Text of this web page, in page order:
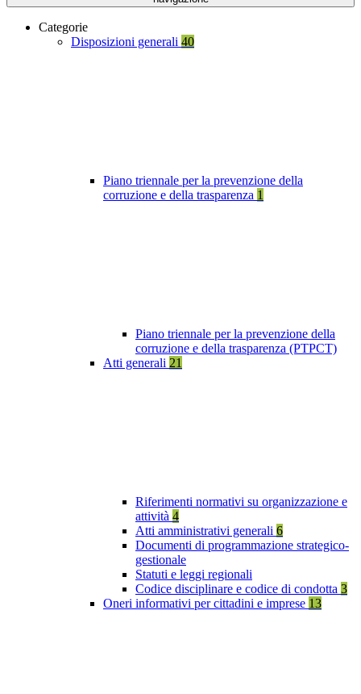
Categorie
Disposizioni generali 40
Piano triennale per la prevenzione della
corruzione e della trasparenza 1
Piano triennale per la prevenzione della
corruzione e della trasparenza (PTPCT)
Atti generali 21
Riferimenti normativi su organizzazione e
attività 4
Atti amministrativi generali 6
Documenti di programmazione strategico-
gestionale
Statuti e leggi regionali
Codice disciplinare e codice di condotta 3
Oneri informativi per cittadini e imprese 13